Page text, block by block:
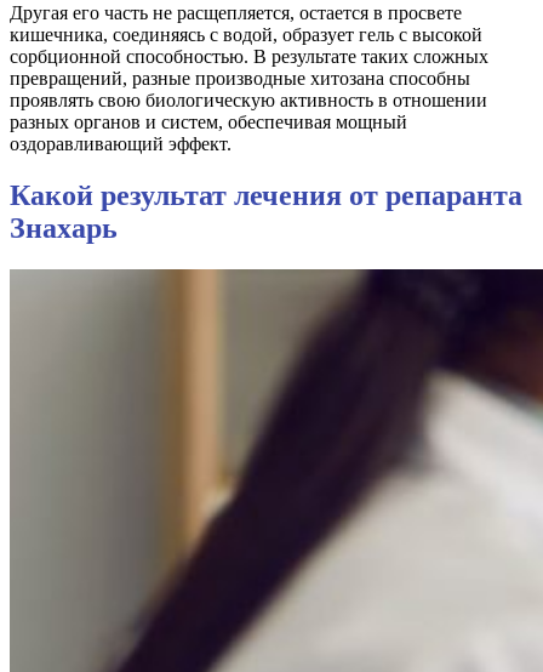
Другая его часть не расщепляется, остается в просвете
кишечника, соединяясь с водой, образует гель с высокой
сорбционной способностью. В результате таких сложных
превращений, разные производные хитозана способны
проявлять свою биологическую активность в отношении
разных органов и систем, обеспечивая мощный
оздоравливающий эффект.
Какой результат лечения от репаранта
Знахарь